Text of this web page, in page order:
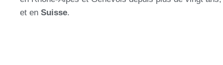
et en Suisse.